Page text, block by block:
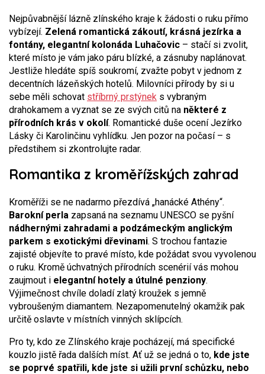
Nejpůvabnější lázně zlínského kraje k žádosti o ruku přímo
vybízejí. Zelená romantická zákoutí, krásná jezírka a
fontány, elegantní kolonáda Luhačovic – stačí si zvolit,
které místo je vám jako páru blízké, a zásnuby naplánovat.
Jestliže hledáte spíš soukromí, zvažte pobyt v jednom z
decentních lázeňských hotelů. Milovníci přírody by si u
sebe měli schovat stříbrný prstýnek s vybraným
drahokamem a vyznat se ze svých citů na některé z
přírodních krás v okolí. Romantické duše ocení Jezírko
Lásky či Karolinčinu vyhlídku. Jen pozor na počasí – s
předstihem si zkontrolujte radar.
Romantika z kroměřížských zahrad
Kroměříži se ne nadarmo přezdívá „hanácké Athény“.
Barokní perla zapsaná na seznamu UNESCO se pyšní
nádhernými zahradami a podzámeckým anglickým
parkem s exotickými dřevinami. S trochou fantazie
zajisté objevíte to pravé místo, kde požádat svou vyvolenou
o ruku. Kromě úchvatných přírodních scenérií vás mohou
zaujmout i elegantní hotely a útulné penziony.
Výjimečnost chvíle doladí zlatý kroužek s jemně
vybroušeným diamantem. Nezapomenutelný okamžik pak
určitě oslavte v místních vinných sklípcích.
Pro ty, kdo ze Zlínského kraje pocházejí, má specifické
kouzlo jistě řada dalších míst. Ať už se jedná o to, kde jste
se poprvé spatřili, kde jste si užili první schůzku, nebo